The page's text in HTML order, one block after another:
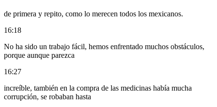
de primera y repito, como lo merecen todos los mexicanos.
16:18
No ha sido un trabajo fácil, hemos enfrentado muchos obstáculos,
porque aunque parezca
16:27
increíble, también en la compra de las medicinas había mucha
corrupción, se robaban hasta